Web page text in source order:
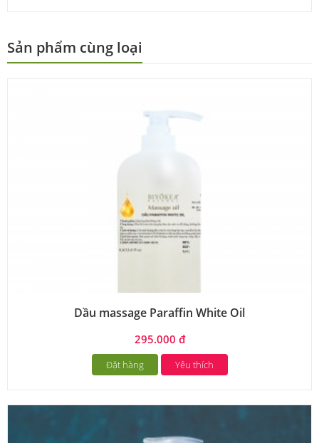
Sản phẩm cùng loại
Dầu massage Paraffin White Oil
295.000 đ
Đặt hàng Yêu thích